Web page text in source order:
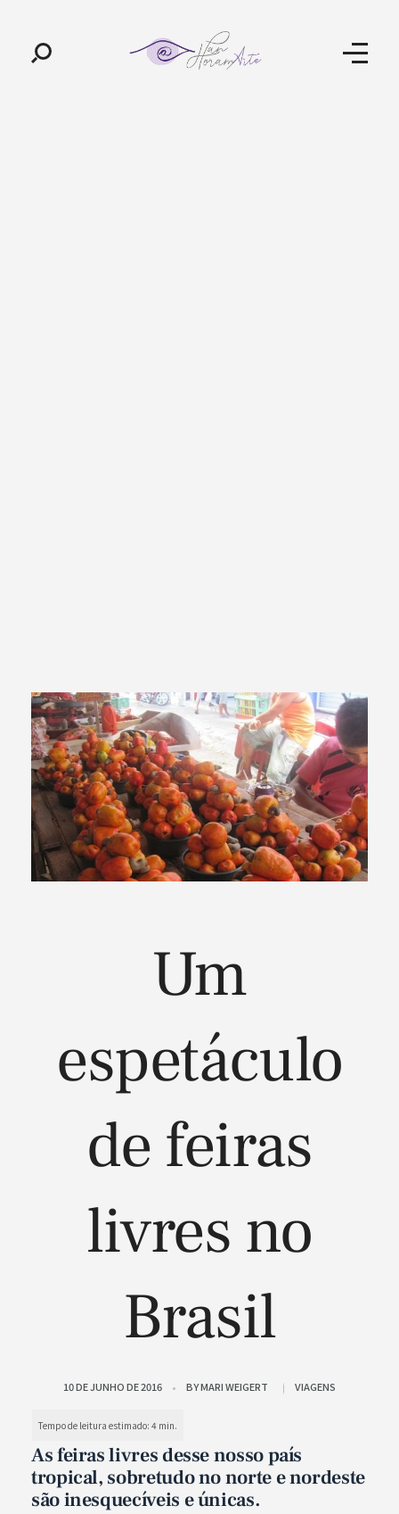
Um
espetáculo
de feiras
livres no
Brasil
10 DE JUNHO DE 2016 BYMARI WEIGERT VIAGENS
As feiras livres desse nosso país
tropical, sobretudo no norte e nordeste
são inesquecíveis e únicas.